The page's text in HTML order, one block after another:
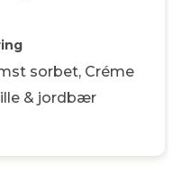
sorbet, Créme
& jordbær